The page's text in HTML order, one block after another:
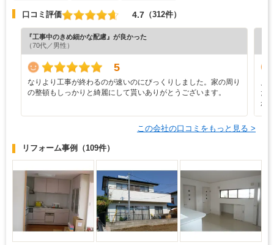
口コミ評価 4.7 （312件）
『工事中のきめ細かな配慮』が良かった
（70代／男性）
5
なりより工事が終わるのが速いのにびっくりしました。家の周り
の整頓もしっかりと綺麗にして貰いありがとうございます。
だ
か
この会社の口コミをもっと見る >
リフォーム事例 （109件）